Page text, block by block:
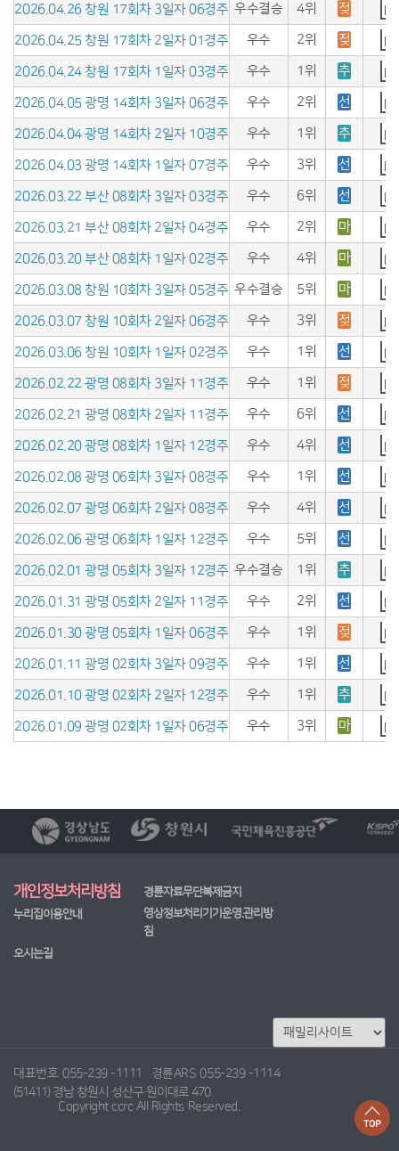
2026.04.26 창원 17회차 3일자 06경주 우수결승 4위 젖
2026.04.25 창원 17회차 2일자 01경주 우수 2위 젖
2026.04.24 창원 17회차 1일자 03경주 우수 1위 추
2026.04.05 광명 14회차 3일자 06경주 우수 2위 선
2026.04.04 광명 14회차 2일자 10경주 우수 1위 추
2026.04.03 광명 14회차 1일자 07경주 우수 3위 선
2026.03.22 부산 08회차 3일자 03경주 우수 6위 선
2026.03.21 부산 08회차 2일자 04경주 우수 2위 마
2026.03.20 부산 08회차 1일자 02경주 우수 4위 마
2026.03.08 창원 10회차 3일자 05경주 우수결승 5위 마
2026.03.07 창원 10회차 2일자 06경주 우수 3위 젖
2026.03.06 창원 10회차 1일자 02경주 우수 1위 선
2026.02.22 광명 08회차 3일자 11경주 우수 1위 젖
2026.02.21 광명 08회차 2일자 11경주 우수 6위 선
2026.02.20 광명 08회차 1일자 12경주 우수 4위 선
2026.02.08 광명 06회차 3일자 08경주 우수 1위 선
2026.02.07 광명 06회차 2일자 08경주 우수 4위 선
2026.02.06 광명 06회차 1일자 12경주 우수 5위 선
2026.02.01 광명 05회차 3일자 12경주 우수결승 1위 추
2026.01.31 광명 05회차 2일자 11경주 우수 2위 선
2026.01.30 광명 05회차 1일자 06경주 우수 1위 젖
2026.01.11 광명 02회차 3일자 09경주 우수 1위 선
2026.01.10 광명 02회차 2일자 12경주 우수 1위 추
2026.01.09 광명 02회차 1일자 06경주 우수 3위 마
개인정보처리방침
경륜자료무단복제금지
누리집이용안내
영상정보처리기기운영.관리방
침
오시는길
대표번호 055-239 -1111 경륜ARS 055-239 -1114
(51411) 경남 창원시 성산구 원이대로 470
Copyright ccrc All Rights Reserved.